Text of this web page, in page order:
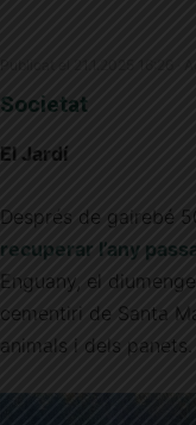
Societat
El Jardí
Després de gairebé
recuperar l’any
Enguany, el
cementiri de Santa
animals i dels panets.